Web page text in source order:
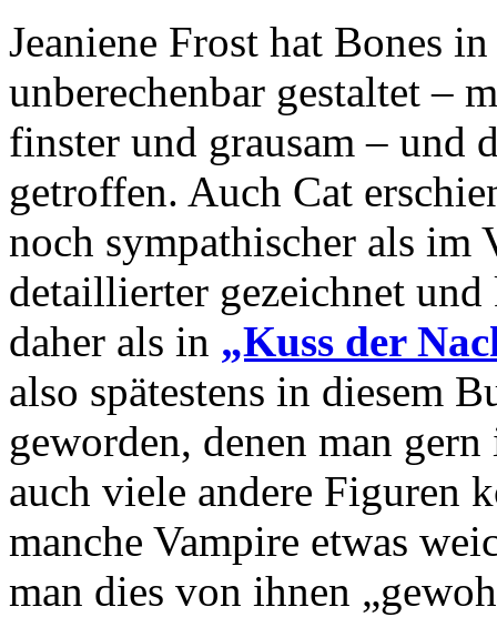
Jeaniene Frost hat Bones
unberechenbar gestaltet –
finster und grausam – und
getroffen. Auch Cat
noch sympathischer als im
detaillierter gezeichnet und
daher als in „Kuss der
also spätestens in diesem
geworden, denen man
auch viele andere Figuren
manche Vampire etwas
man dies von ihnen